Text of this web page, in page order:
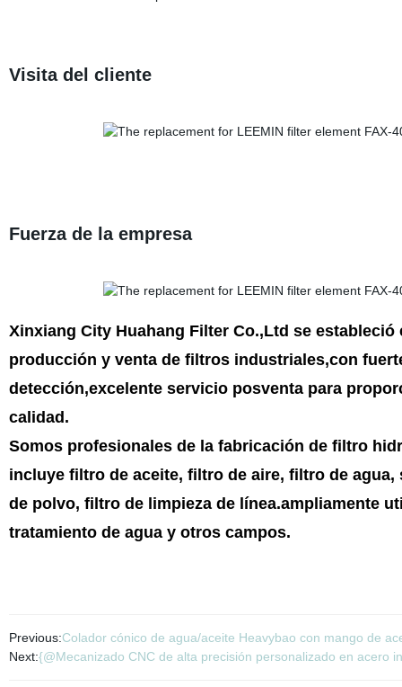
Visita del cliente
Fuerza de la empresa
Xinxiang City Huahang Filter Co.,Ltd se
producción y venta de filtros industriales,con
detección,excelente servicio posventa para
calidad.
Somos profesionales de la fabricación de filtro
incluye filtro de aceite, filtro de aire, filtro de
de polvo, filtro de limpieza de línea.ampliamente
tratamiento de agua y otros campos.
Previous:Colador cónico de agua/aceite Heavybao con mango de
Next:{@Mecanizado CNC de alta precisión personalizado en acero